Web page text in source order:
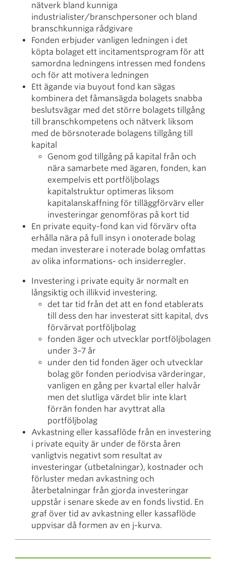
nätverk bland kunniga
industrialister/branschpersoner och bland
branschkunniga rådgivare
Fonden erbjuder vanligen ledningen i det
köpta bolaget ett incitamentsprogram för att
samordna ledningens intressen med fondens
och för att motivera ledningen
Ett ägande via buyout fond kan sägas
kombinera det fåmansägda bolagets snabba
beslutsvägar med det större bolagets tillgång
till branschkompetens och nätverk liksom
med de börsnoterade bolagens tillgång till
kapital
Genom god tillgång på kapital från och
nära samarbete med ägaren, fonden, kan
exempelvis ett portföljbolags
kapitalstruktur optimeras liksom
kapitalanskaffning för tilläggförvärv eller
investeringar genomföras på kort tid
En private equity-fond kan vid förvärv ofta
erhålla nära på full insyn i onoterade bolag
medan investerare i noterade bolag omfattas
av olika informations- och insiderregler.
Investering i private equity är normalt en
långsiktig och illikvid investering.
det tar tid från det att en fond etablerats
till dess den har investerat sitt kapital, dvs
förvärvat portföljbolag
fonden äger och utvecklar portföljbolagen
under 3–7 år
under den tid fonden äger och utvecklar
bolag gör fonden periodvisa värderingar,
vanligen en gång per kvartal eller halvår
men det slutliga värdet blir inte klart
förrän fonden har avyttrat alla
portföljbolag
Avkastning eller kassaflöde från en investering
i private equity är under de första åren
vanligtvis negativt som resultat av
investeringar (utbetalningar), kostnader och
förluster medan avkastning och
återbetalningar från gjorda investeringar
uppstår i senare skede av en fonds livstid. En
graf över tid av avkastning eller kassaflöde
uppvisar då formen av en j-kurva.